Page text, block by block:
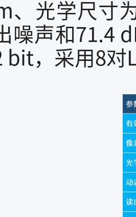
、光学尺寸
噪声和71.4
bit，采用8对